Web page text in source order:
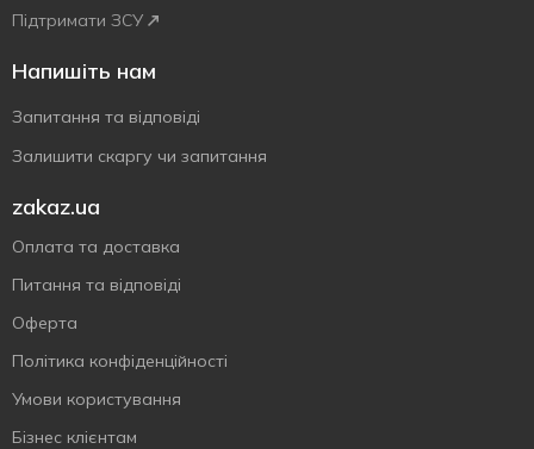
Підтримати ЗСУ
Напишіть нам
Запитання та відповіді
Залишити скаргу чи запитання
zakaz.ua
Оплата та доставка
Питання та відповіді
Оферта
Політика конфіденційності
Умови користування
Бізнес клієнтам